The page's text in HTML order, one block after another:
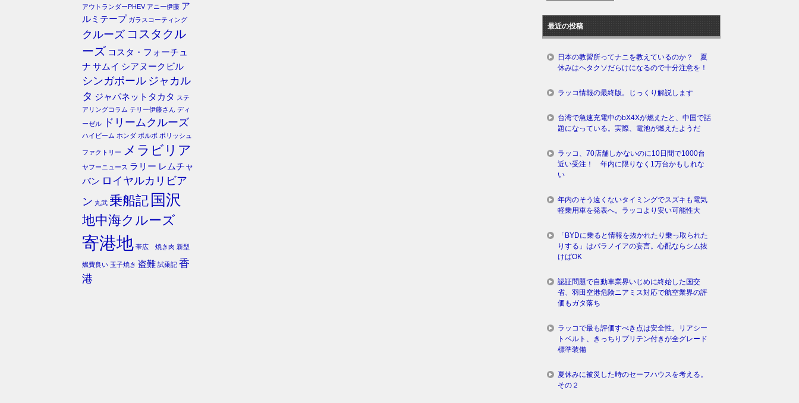
アウトランダーPHEV アニー伊藤 ア
ルミテープ ガラスコーティング
クルーズ コスタクル
ーズ コスタ・フォーチュ
ナ サムイ シアヌークビル
シンガポール ジャカル
タ ジャパネットタカタ ステ
アリングコラム テリー伊藤さん ディ
ーゼル
ドリームクルーズ
ハイビーム ホンダ ボルボ ポリッシュ
ファクトリー メラビリア
ヤフーニュース ラリー レムチャ
バン ロイヤルカリビア
ン 丸武 乗船記 国沢
地中海クルーズ
寄港地 帯広 焼き肉 新型
燃費良い 玉子焼き 盗難 試乗記 香
港
ロ
グ
最近の投稿
日本の教習所ってナニを教えているのか？ 夏
休みはヘタクソだらけになるので十分注意を！
ラッコ情報の最終版。じっくり解説します
台湾で急速充電中のbX4Xが燃えたと、中国で話
題になっている。実際、電池が燃えたようだ
ラッコ、70店舗しかないのに10日間で1000台
近い受注！ 年内に限りなく1万台かもしれな
い
年内のそう遠くないタイミングでスズキも電気
軽乗用車を発表へ。ラッコより安い可能性大
「BYDに乗ると情報を抜かれたり乗っ取られた
りする」はパラノイアの妄言。心配ならシム抜
けばOK
認証問題で自動車業界いじめに終始した国交
省、羽田空港危険ニアミス対応で航空業界の評
価もガタ落ち
ラッコで最も評価すべき点は安全性。リアシー
トベルト、きっちりプリテン付きが全グレード
標準装備
夏休みに被災した時のセーフハウスを考える。
その２